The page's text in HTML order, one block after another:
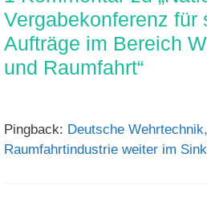
Vergabekonferenz für
Aufträge im Bereich
und Raumfahrt“
Pingback: Deutsche
Raumfahrtindustrie weiter im